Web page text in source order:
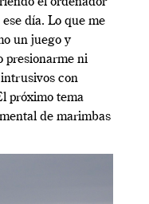
día. Lo que me
un juego y
presionarme ni
con
próximo tema
de marimbas